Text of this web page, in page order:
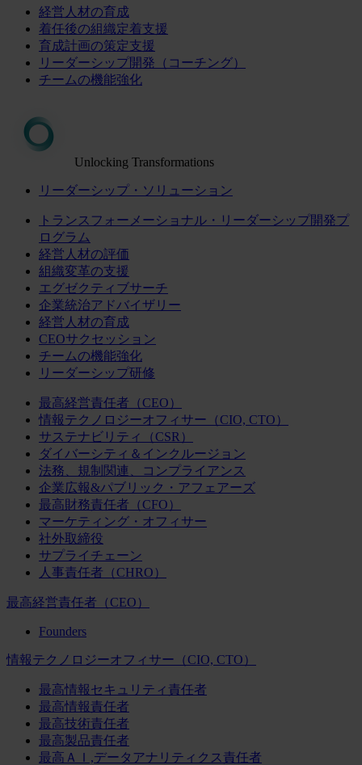
経営人材の育成
着任後の組織定着支援
育成計画の策定支援
リーダーシップ開発（コーチング）
チームの機能強化
Unlocking Transformations
リーダーシップ・ソリューション
トランスフォーメーショナル・リーダーシップ開発プ
ログラム
経営人材の評価
組織変革の支援
エグゼクティブサーチ
企業統治アドバイザリー
経営人材の育成
CEOサクセッション
チームの機能強化
リーダーシップ研修
最高経営責任者（CEO）
情報テクノロジーオフィサー（CIO, CTO）
サステナビリティ（CSR）
ダイバーシティ＆インクルージョン
法務、規制関連、コンプライアンス
企業広報&パブリック・アフェアーズ
最高財務責任者（CFO）
マーケティング・オフィサー
社外取締役
サプライチェーン
人事責任者（CHRO）
最高経営責任者（CEO）
Founders
情報テクノロジーオフィサー（CIO, CTO）
最高情報セキュリティ責任者
最高情報責任者
最高技術責任者
最高製品責任者
最高ＡＩ,データアナリティクス責任者